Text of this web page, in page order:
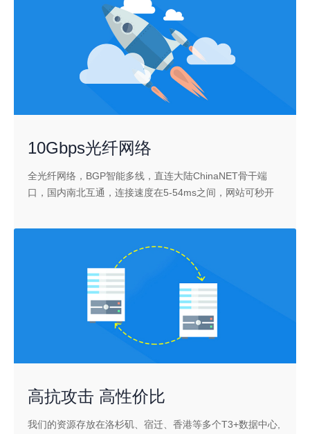
10Gbps光纤网络
全光纤网络，BGP智能多线，直连大陆ChinaNET骨干端
口，国内南北互通，连接速度在5-54ms之间，网站可秒开
高抗攻击 高性价比
我们的资源存放在洛杉矶、宿迁、香港等多个T3+数据中心,